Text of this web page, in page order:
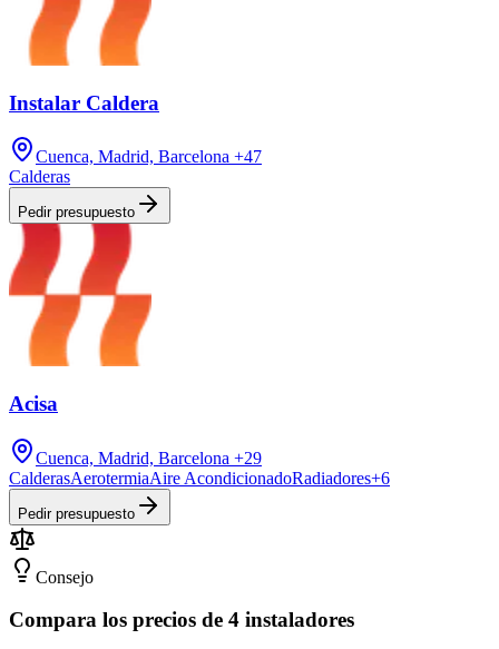
Instalar Caldera
Cuenca, Madrid, Barcelona +47
Calderas
Pedir presupuesto
Acisa
Cuenca, Madrid, Barcelona +29
CalderasAerotermiaAire AcondicionadoRadiadores+6
Pedir presupuesto
Consejo
Compara los precios de 4 instaladores